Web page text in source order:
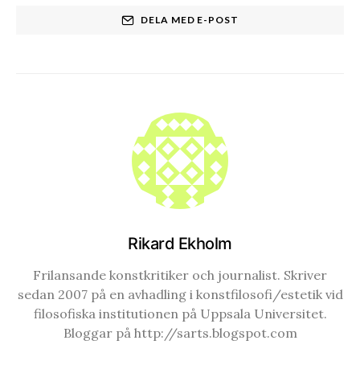
DELA MED E-POST
Rikard Ekholm
Frilansande konstkritiker och journalist. Skriver
sedan 2007 på en avhadling i konstfilosofi/estetik vid
filosofiska institutionen på Uppsala Universitet.
Bloggar på http://sarts.blogspot.com